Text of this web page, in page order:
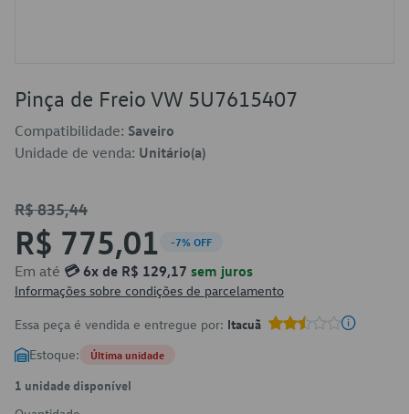
Pinça de Freio VW 5U7615407
Compatibilidade: Saveiro
Unidade de venda: Unitário(a)
R$ 835,44
R$ 775,01 -7% OFF
Em até 💳 6x de R$ 129,17 sem juros
Informações sobre condições de parcelamento
Essa peça é vendida e entregue por: Itacuã
Estoque: Última unidade
1 unidade disponível